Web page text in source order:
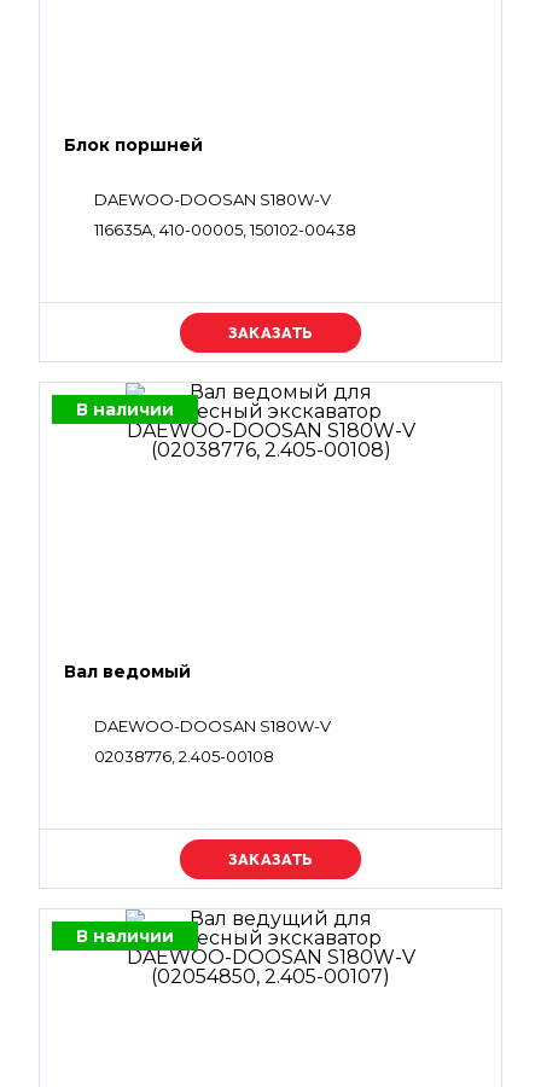
Блок поршней
DAEWOO-DOOSAN S180W-V
116635A, 410-00005, 150102-00438
Уточняйте цену
В наличии
Вал ведомый
DAEWOO-DOOSAN S180W-V
02038776, 2.405-00108
Уточняйте цену
В наличии